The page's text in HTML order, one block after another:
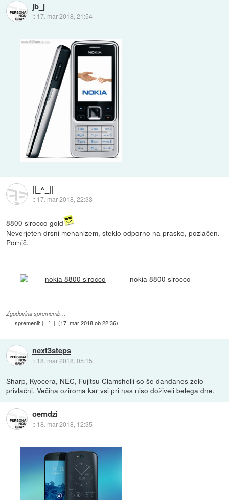
jb_j
:: 17. mar 2018, 21:54
||_^_||
:: 17. mar 2018, 22:33
8800 sirocco gold
Neverjeten drsni mehanizem, steklo odporno na praske, pozlačen.
Pornič.
nokia 8800 sirocco
Zgodovina sprememb…
spremenil: ||_^_|| (17. mar 2018 ob 22:36)
next3steps
:: 18. mar 2018, 05:15
Sharp, Kyocera, NEC, Fujitsu Clamshelli so še dandanes zelo
privlačni. Večina oziroma kar vsi pri nas niso doživeli belega dne.
oemdzi
:: 18. mar 2018, 12:35